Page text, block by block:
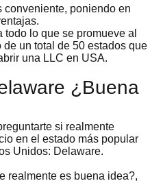
conveniente, poniendo en
lo que se promueve al
un total de 50 estados que
una LLC en USA.
¿Buena
si realmente
en el estado más popular
Unidos: Delaware.
realmente es buena idea?,